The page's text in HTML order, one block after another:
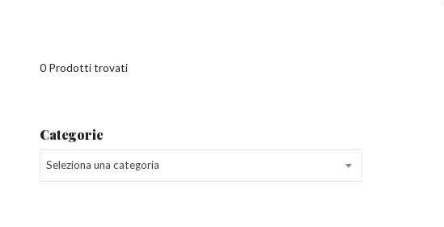
0 Prodotti trovati
Categorie
Seleziona una categoria